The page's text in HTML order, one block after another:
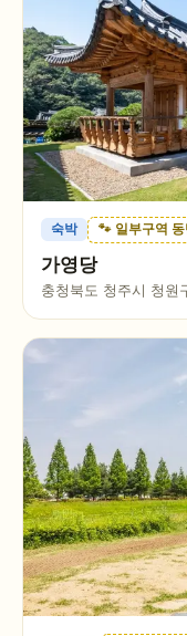
숙박 🐾 일부구역
가영당
충청북도 청주시 청원